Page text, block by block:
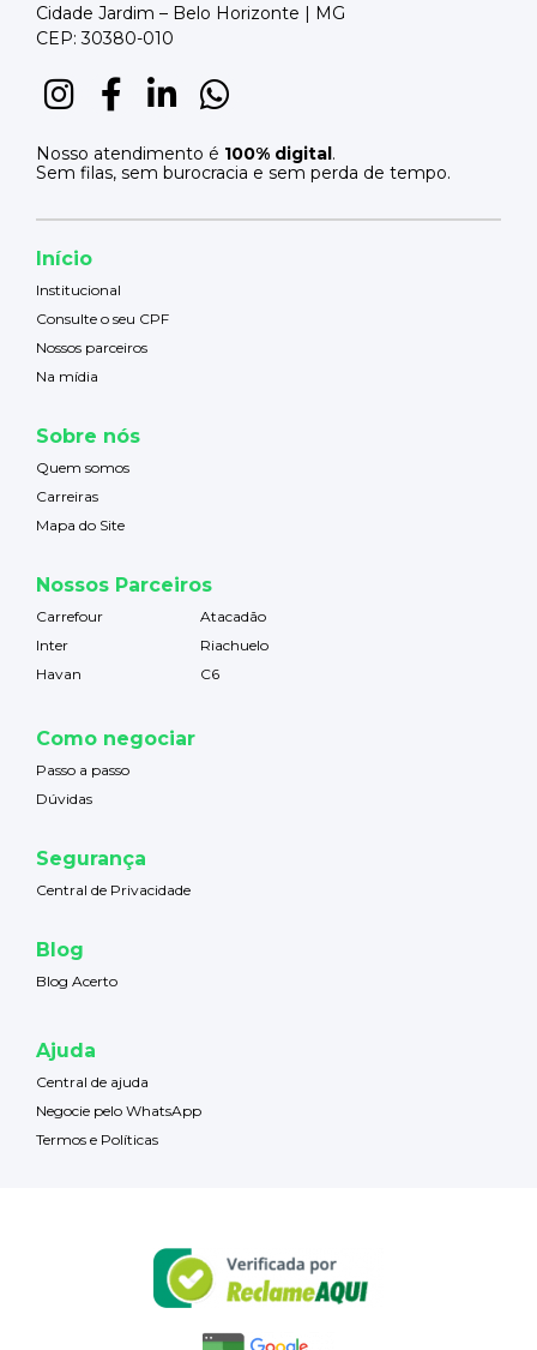
Cidade Jardim – Belo Horizonte | MG
CEP: 30380-010
Nosso atendimento é 100% digital.
Sem filas, sem burocracia e sem perda de tempo.
Início
Institucional
Consulte o seu CPF
Nossos parceiros
Na mídia
Sobre nós
Quem somos
Carreiras
Mapa do Site
Nossos Parceiros
Carrefour
Atacadão
Inter
Riachuelo
Havan
C6
Como negociar
Passo a passo
Dúvidas
Segurança
Central de Privacidade
Blog
Blog Acerto
Ajuda
Central de ajuda
Negocie pelo WhatsApp
Termos e Políticas